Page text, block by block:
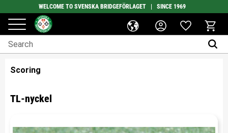
Menu
WELCOME TO SVENSKA BRIDGEFÖRLAGET | SINCE 1969
Favorites
Basket
Scoring
TL-nyckel